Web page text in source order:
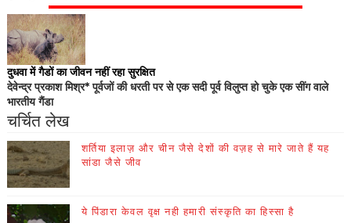
दुधवा में गैडों का जीवन नहीं रहा सुरक्षित
देवेन्द्र प्रकाश मिश्र* पूर्वजों की धरती पर से एक सदी पूर्व विलुप्त हो चुके एक सींग वाले
भारतीय गैंडा
चर्चित लेख
शर्तिया इलाज़ और चीन जैसे देशों की वज़ह से मारे जाते हैं यह
सांडा जैसे जीव
ये पिंडारा केवल वृक्ष नही हमारी संस्कृति का हिस्सा है